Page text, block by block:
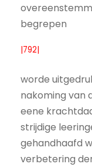
begrepen
|792|
worde
nakoming van
eene
strijdige
gehandhaafd
verbetering